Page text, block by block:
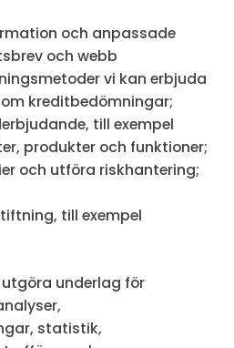
och anpassade
och webb
vi kan erbjuda
kreditbedömningar;
till exempel
produkter och funktioner;
och utföra riskhantering;
till exempel
underlag för
statistik,